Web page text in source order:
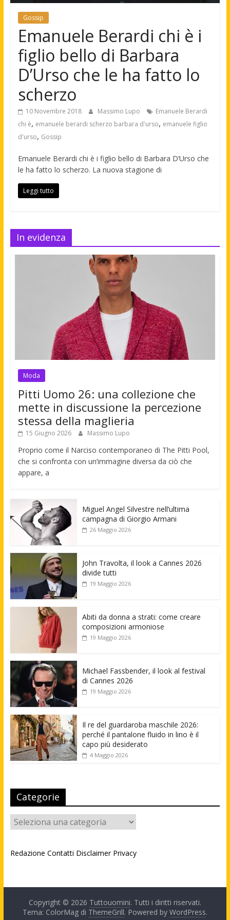
Gossip
Emanuele Berardi chi è i
figlio bello di Barbara
D’Urso che le ha fatto lo
scherzo
10 Novembre 2018 Massimo Lupo
Emanuele Berardi
chi è, emanuele berardi scherzo barbara d'urso, emanuele figlio
d'urso, Gossip
Emanuele Berardi chi è i figlio bello di Barbara D’Urso che
le ha fatto lo scherzo. La nuova stagione di
Leggi tutto
In evidenza
Moda
Pitti Uomo 26: una collezione che
mette in discussione la percezione
stessa della maglieria
15 Giugno 2026 Massimo Lupo
Proprio come il Narciso contemporaneo di The Pitti Pool,
che si confronta con un’immagine diversa da ciò che
appare, a
Miguel Angel Silvestre nell’ultima
campagna di Giorgio Armani
26 Maggio 2026
John Travolta, il look a Cannes 2026
divide tutti
19 Maggio 2026
Abiti da donna a strati: come creare
composizioni armoniose
19 Maggio 2026
Michael Fassbender, il look al festival
di Cannes 2026
19 Maggio 2026
Il re del guardaroba maschile 2026:
perché il pantalone fluido in lino è il
capo più desiderato
4 Maggio 2026
Categorie
Categorie
Redazione Contatti Disclaimer Privacy
Copyright © 2026 Tuttouomini. Tutti i diritti riservati.
Tema: ColorMag di ThemeGrill. Powered by WordPress.